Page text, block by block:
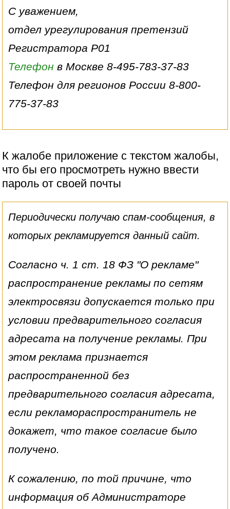
С уважением,
отдел урегулирования претензий
Регистратора Р01
Телефон в Москве 8-495-783-37-83
Телефон для регионов России 8-800-
775-37-83
К жалобе приложение с текстом жалобы,
что бы его просмотреть нужно ввести
пароль от своей почты
Периодически получаю спам-сообщения, в
которых рекламируется данный сайт.
Согласно ч. 1 ст. 18 ФЗ "О рекламе"
распространение рекламы по сетям
электросвязи допускается только при
условии предварительного согласия
адресата на получение рекламы. При
этом реклама признается
распространенной без
предварительного согласия адресата,
если рекламораспространитель не
докажет, что такое согласие было
получено.
К сожалению, по той причине, что
информация об Администраторе